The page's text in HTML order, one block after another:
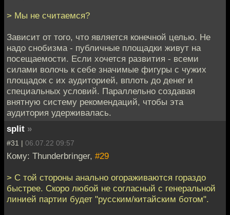
> Мы не считаемся?
Зависит от того, что является конечной целью. Не
надо снобизма - публичные площадки живут на
посещаемости. Если хочется развития - всеми
силами волочь к себе значимые фигуры с чужих
площадок с их аудиторией, вплоть до денег и
специальных условий. Параллельно создавая
внятную систему рекомендаций, чтобы эта
аудитория удерживалась.
split »
#31 | 06.07.22 09:57
Кому: Thunderbringer, #29
> С той стороны анально огораживаются гораздо
быстрее. Скоро любой не согласный с генеральной
линией партии будет "русским/китайским ботом".